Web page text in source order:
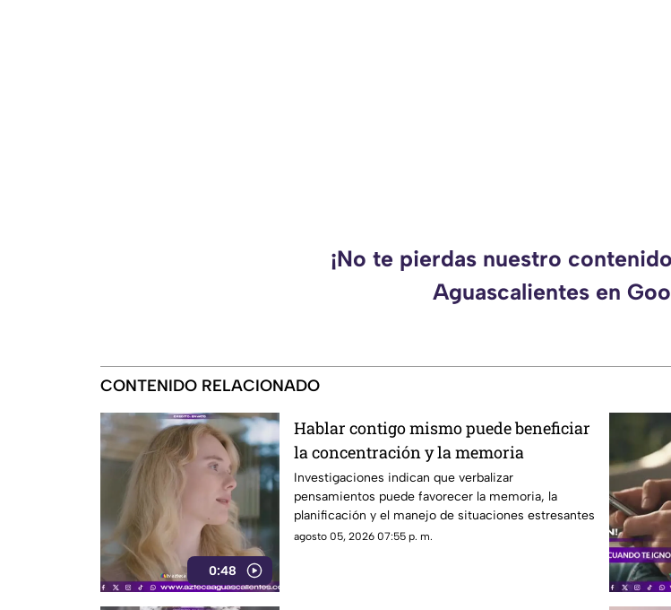
¡No te pierdas nuestro
Aguascalientes en
CONTENIDO RELACIONADO
0:48
Hablar contigo mismo puede beneficiar
la concentración y la memoria
Investigaciones indican que verbalizar
pensamientos puede favorecer la memoria, la
planificación y el manejo de situaciones estresantes
agosto 05, 2026 07:55 p. m.